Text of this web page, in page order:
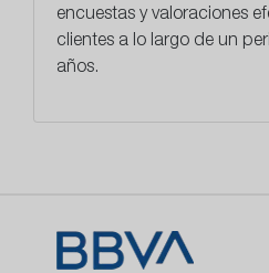
encuestas y valoraciones
clientes a lo largo de un
años.